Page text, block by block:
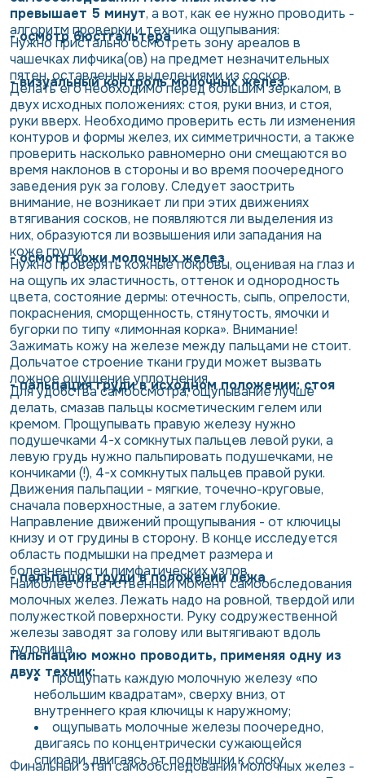
превышает 5 минут, а вот, как ее нужно проводить -
алгоритм проверки и техника ощупывания:
- осмотр бюстгальтера
Нужно пристально осмотреть зону ареалов в
чашечках лифчика(ов) на предмет незначительных
пятен, оставленных выделениями из сосков.
- визуальный контроль молочных желез
Делать его необходимо перед большим зеркалом, в
двух исходных положениях: стоя, руки вниз, и стоя,
руки вверх. Необходимо проверить есть ли изменения
контуров и формы желез, их симметричности, а также
проверить насколько равномерно они смещаются во
время наклонов в стороны и во время поочередного
заведения рук за голову. Следует заострить
внимание, не возникает ли при этих движениях
втягивания сосков, не появляются ли выделения из
них, образуются ли возвышения или западания на
коже груди.
- осмотр кожи молочных желез
Нужно проверять кожные покровы, оценивая на глаз и
на ощупь их эластичность, оттенок и однородность
цвета, состояние дермы: отечность, сыпь, опрелости,
покраснения, сморщенность, стянутость, ямочки и
бугорки по типу «лимонная корка». Внимание!
Зажимать кожу на железе между пальцами не стоит.
Дольчатое строение ткани груди может вызвать
ложное ощущение уплотнения.
- пальпация груди в исходном положении: стоя
Для удобства самоосмотра, ощупывание лучше
делать, смазав пальцы косметическим гелем или
кремом. Прощупывать правую железу нужно
подушечками 4-х сомкнутых пальцев левой руки, а
левую грудь нужно пальпировать подушечками, не
кончиками (!), 4-х сомкнутых пальцев правой руки.
Движения пальпации - мягкие, точечно-круговые,
сначала поверхностные, а затем глубокие.
Направление движений прощупывания - от ключицы
книзу и от грудины в сторону. В конце исследуется
область подмышки на предмет размера и
болезненности лимфатических узлов.
- пальпация груди в положении лежа
Наиболее ответственный момент самообследования
молочных желез. Лежать надо на ровной, твердой или
полужесткой поверхности. Руку содружественной
железы заводят за голову или вытягивают вдоль
туловища.
Пальпацию можно проводить, применяя одну из
двух техник:прощупать каждую молочную железу «по
небольшим квадратам», сверху вниз, от
внутреннего края ключицы к наружному;
ощупывать молочные железы поочередно,
двигаясь по концентрически сужающейся
спирали, двигаясь от подмышки к соску.
Финальный этап самообследования молочных желез -